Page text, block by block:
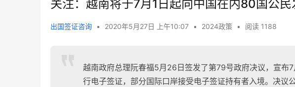
关注：越南将于7月1日起向中国在内80国公
出国签证咨询 • 2020年5月27日 上午10:07 • 2024政策 • 阅读 1188
越南政府总理阮春福5月26日签发了第79号政府决议，宣布
行电子签证，部分国际口岸接受电子签证持有者入境。决议